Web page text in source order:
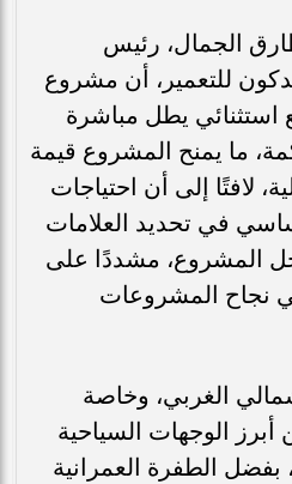
الجمال، رئيس
للتعمير، أن مشروع
استثنائي يطل مباشرة
ما يمنح المشروع قيمة
لافتًا إلى أن احتياجات
في تحديد العلامات
المشروع، مشددًا على
نجاح المشروعات
الغربي، وخاصة
الوجهات السياحية
الطفرة العمرانية